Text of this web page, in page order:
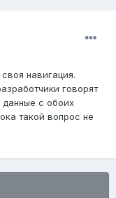
навигация.
говорят
данные с обоих
такой вопрос не